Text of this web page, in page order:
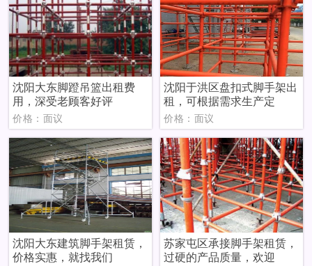
沈阳大东脚蹬吊篮出租费
用，深受老顾客好评
价格：面议
沈阳于洪区盘扣式脚手架出
租，可根据需求生产定
价格：面议
沈阳大东建筑脚手架租赁，
价格实惠，就找我们
苏家屯区承接脚手架租赁，
过硬的产品质量，欢迎